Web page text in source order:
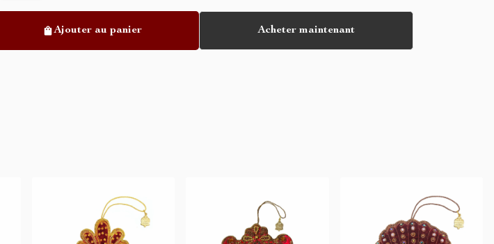
Ajouter au panier Acheter maintenant